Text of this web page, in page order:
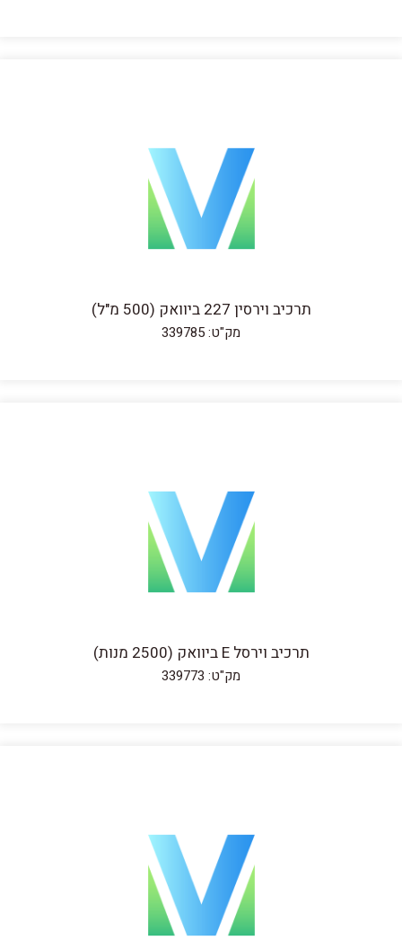
תרכיב וירסין 227 ביוואק (500 מ"ל)
מק"ט: 339785
תרכיב וירסל E ביוואק (2500 מנות)
מק"ט: 339773